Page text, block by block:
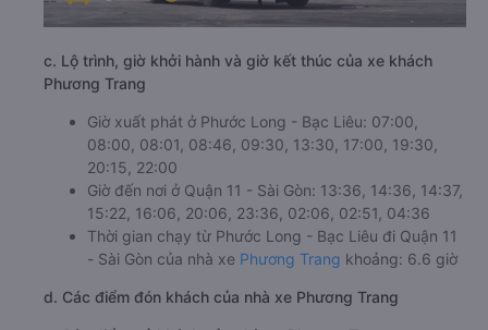
c. Lộ trình, giờ khởi hành và giờ kết thúc của xe khách
Phương Trang
Giờ xuất phát ở Phước Long - Bạc Liêu: 07:00,
08:00, 08:01, 08:46, 09:30, 13:30, 17:00, 19:30,
20:15, 22:00
Giờ đến nơi ở Quận 11 - Sài Gòn: 13:36, 14:36, 14:37,
15:22, 16:06, 20:06, 23:36, 02:06, 02:51, 04:36
Thời gian chạy từ Phước Long - Bạc Liêu đi Quận 11
- Sài Gòn của nhà xe Phương Trang khoảng: 6.6 giờ
d. Các điểm đón khách của nhà xe Phương Trang